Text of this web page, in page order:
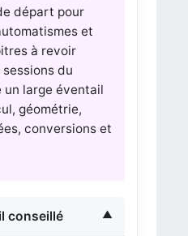
départ pour
et
à revoir
du
un large éventail
géométrie,
conversions et
conseillé